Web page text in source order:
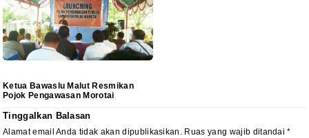
Ketua Bawaslu Malut Resmikan
Pojok Pengawasan Morotai
Tinggalkan Balasan
Alamat email Anda tidak akan dipublikasikan. Ruas yang wajib ditandai*